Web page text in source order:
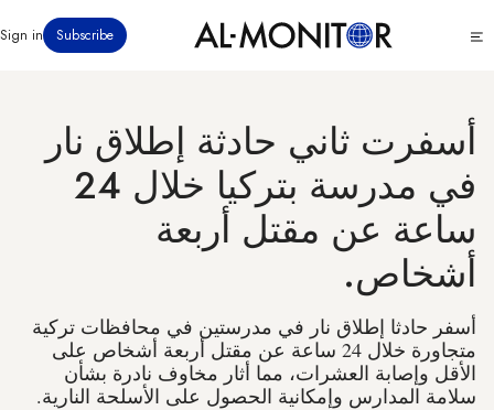
إلى
Subscribe
Sign in
أسفرت ثاني حادثة إطلاق نار
في مدرسة بتركيا خلال 24
ساعة عن مقتل أربعة
أشخاص.
أسفر حادثا إطلاق نار في مدرستين في محافظات تركية
متجاورة خلال 24 ساعة عن مقتل أربعة أشخاص على
الأقل وإصابة العشرات، مما أثار مخاوف نادرة بشأن
سلامة المدارس وإمكانية الحصول على الأسلحة النارية.